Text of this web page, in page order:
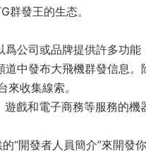
群發王的生态。
公司或品牌提供許多功
道中發布大飛機群發信息
收集線索。
戲和電子商務等服務的機
“開發者人員簡介”來開發